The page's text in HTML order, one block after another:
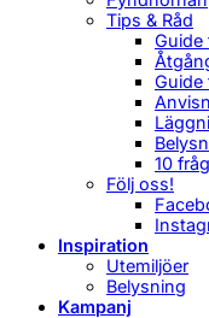
Tips & Råd
Guide
Guide
10
Följ oss!
Inspiration
Utemiljöer
Belysning
Kampanj